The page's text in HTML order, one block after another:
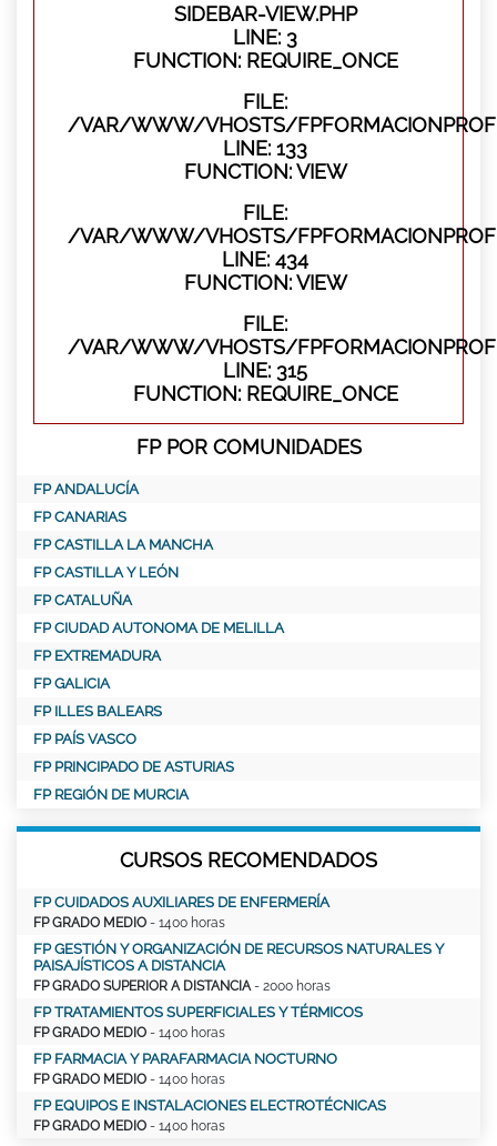
SIDEBAR-VIEW.PHP
LINE: 3
FUNCTION: REQUIRE_ONCE
FILE:
/VAR/WWW/VHOSTS/
LINE: 133
FUNCTION: VIEW
FILE:
/VAR/WWW/VHOSTS/
LINE: 434
FUNCTION: VIEW
FILE:
/VAR/WWW/VHOSTS/
LINE: 315
FUNCTION: REQUIRE_ONCE
FP POR COMUNIDADES
FP ANDALUCÍA
FP CANARIAS
FP CASTILLA LA MANCHA
FP CASTILLA Y LEÓN
FP CATALUÑA
FP CIUDAD AUTONOMA DE MELILLA
FP EXTREMADURA
FP GALICIA
FP ILLES BALEARS
FP PAÍS VASCO
FP PRINCIPADO DE ASTURIAS
FP REGIÓN DE MURCIA
CURSOS RECOMENDADOS
FP CUIDADOS AUXILIARES DE ENFERMERÍA
FP GRADO MEDIO - 1400 horas
FP GESTIÓN Y ORGANIZACIÓN DE RECURSOS NATURALES Y
PAISAJÍSTICOS A DISTANCIA
FP GRADO SUPERIOR A DISTANCIA- 2000 horas
FP TRATAMIENTOS SUPERFICIALES Y TÉRMICOS
FP GRADO MEDIO - 1400 horas
FP FARMACIA Y PARAFARMACIA NOCTURNO
FP GRADO MEDIO - 1400 horas
FP EQUIPOS E INSTALACIONES ELECTROTÉCNICAS
FP GRADO MEDIO - 1400 horas